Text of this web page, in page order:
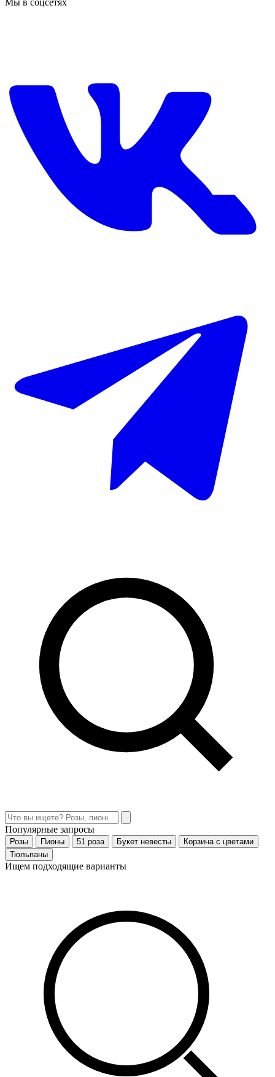
Мы в соцсетях
Популярные запросы
Розы Пионы 51 роза Букет невесты
Корзина с цветами
Тюльпаны
Ищем подходящие варианты